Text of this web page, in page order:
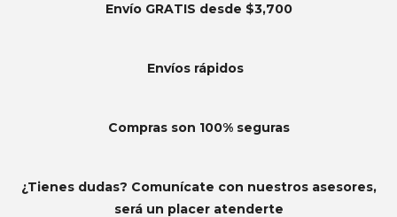
Envío GRATIS desde $3,700
Envíos rápidos
Compras son 100% seguras
¿Tienes dudas? Comunícate con nuestros asesores,
será un placer atenderte